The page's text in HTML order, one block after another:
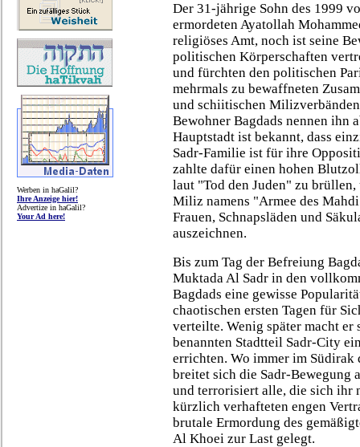
Werben in haGalil?
Ihre Anzeige hier!
Advertize in haGalil?
Your Ad here!
Der 31-jährige Sohn des 1999
ermordeten Ayatollah
religiöses Amt, noch ist seine
politischen Körperschaften
und fürchten den politischen
mehrmals zu bewaffneten
und schiitischen
Bewohner Bagdads nennen
Hauptstadt ist bekannt, dass
Sadr-Familie ist für ihre
zahlte dafür einen hohen
laut "Tod den Juden" zu
Miliz namens "Armee des
Frauen, Schnapsläden und
auszeichnen.
Bis zum Tag der Befreiung
Muktada Al Sadr in den
Bagdads eine gewisse
chaotischen ersten Tagen für
verteilte. Wenig später macht er
benannten Stadtteil Sadr-City
errichten. Wo immer im Südirak
breitet sich die Sadr-Bewegung
und terrorisiert alle, die sich ihr
kürzlich verhafteten engen
brutale Ermordung des
Al Khoei zur Last gelegt.